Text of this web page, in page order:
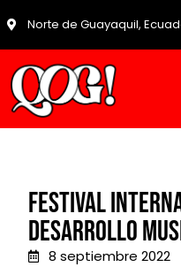
Norte de Guayaquil,
Festival
desarrollo
8 septiembre 2022